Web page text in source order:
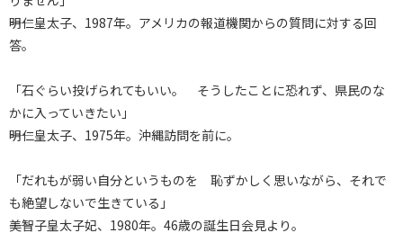
――明仁皇太子、1987年。アメリカの報道機関からの質問に対する回
答。
「石ぐらい投げられてもいい。 そうしたことに恐れず、県民のな
かに入っていきたい」
――明仁皇太子、1975年。沖縄訪問を前に。
「だれもが弱い自分というものを 恥ずかしく思いながら、それで
も絶望しないで生きている」
――美智子皇太子妃、1980年。46歳の誕生日会見より。